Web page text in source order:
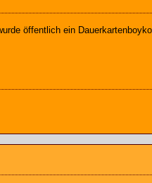
öffentlich ein